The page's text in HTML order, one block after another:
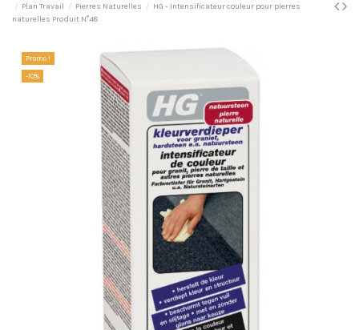
Plan Travail
Pierres Naturelles
HG - Intensificateur couleur pour pierres
naturelles Produit N°48
Promo !
-10%